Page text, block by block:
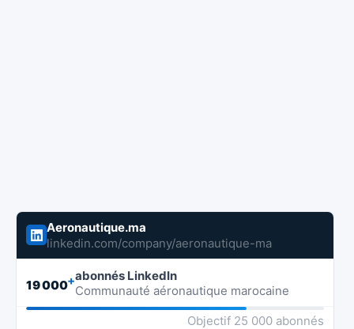
Aeronautique.ma
linkedin.com/company/aeronautique-ma
19 000+abonnés LinkedIn
Communauté aéronautique marocaine
Objectif 25 000 abonnés